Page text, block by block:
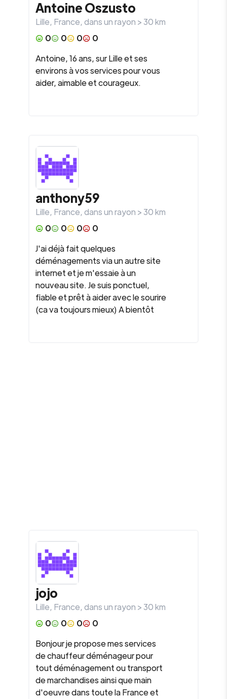
Antoine Oszusto
Lille, France, dans un rayon >30km
0
0 0
0
Antoine, 16 ans, sur Lille et ses
environs à vos services pour vous
aider, aimable et courageux.
anthony59
Lille, France, dans un rayon >30km
0
0 0
0
J'ai déjà fait quelques
déménagements via un autre site
internet et je m'essaie à un
nouveau site. Je suis ponctuel,
fiable et prêt à aider avec le sourire
(ca va toujours mieux) A bientôt
jojo
Lille, France, dans un rayon >30km
0
0 0
0
Bonjour je propose mes services
de chauffeur déménageur pour
tout déménagement ou transport
de marchandises ainsi que main
d'oeuvre dans toute la France et